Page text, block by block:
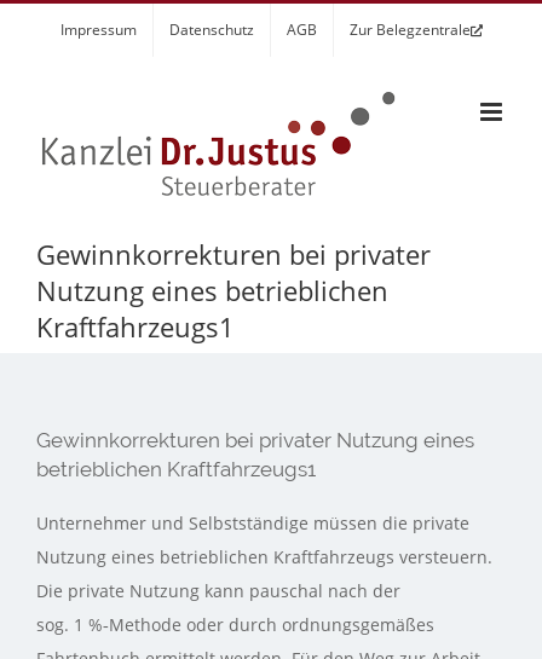
Impressum Datenschutz AGB Zur Belegzentrale
Gewinnkorrekturen bei privater
Nutzung eines betrieblichen
Kraftfahrzeugs1
Gewinnkorrekturen bei privater Nutzung eines
betrieblichen Kraftfahrzeugs1
Unternehmer und Selbstständige müssen die private
Nutzung eines betrieblichen Kraftfahrzeugs versteuern.
Die private Nutzung kann pauschal nach der
sog. 1 %‑Methode oder durch ordnungsgemäßes